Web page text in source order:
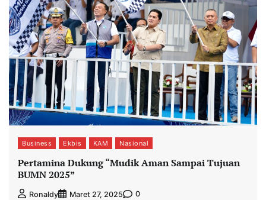
Business Ekbis KAM Nasional
Pertamina Dukung “Mudik Aman Sampai Tujuan
BUMN 2025”
Ronaldy Maret 27, 2025 0